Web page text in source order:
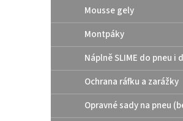
Mousse gely
Montpáky
Náplně SLIME do pneu i
Ochrana ráfku a zarážky
Opravné sady na pneu